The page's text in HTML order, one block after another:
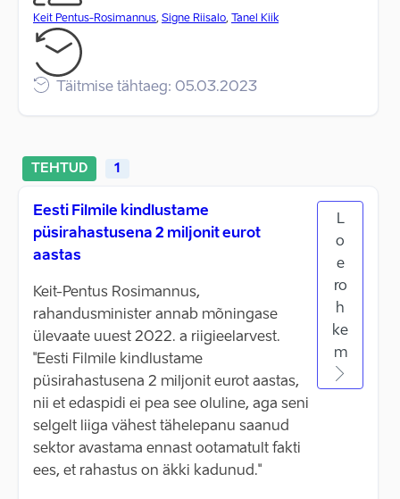
Keit Pentus-Rosimannus, Signe Riisalo, Tanel Kiik
Täitmise tähtaeg: 05.03.2023
TEHTUD 1
Eesti Filmile kindlustame
püsirahastusena 2 miljonit eurot
aastas
Keit-Pentus Rosimannus,
rahandusminister annab mõningase
ülevaate uuest 2022. a riigieelarvest.
"Eesti Filmile kindlustame
püsirahastusena 2 miljonit eurot aastas,
nii et edaspidi ei pea see oluline, aga seni
selgelt liiga vähest tähelepanu saanud
sektor avastama ennast ootamatult fakti
ees, et rahastus on äkki kadunud."
L
o
e
ro
h
ke
m